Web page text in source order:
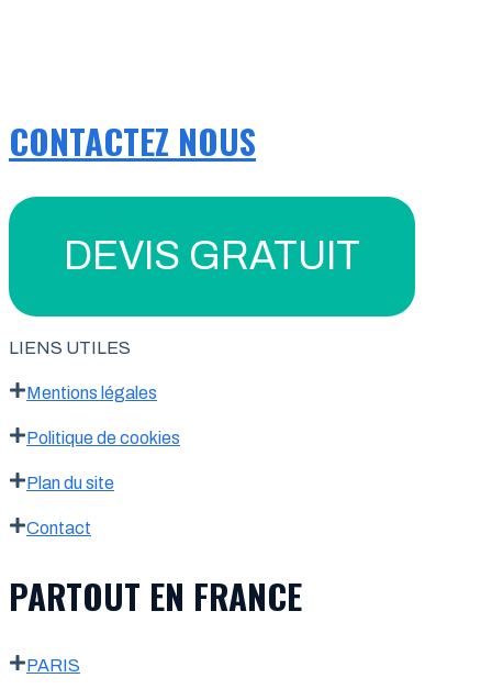
CONTACTEZ NOUS
DEVIS GRATUIT
LIENS UTILES
Mentions légales
Politique de cookies
Plan du site
Contact
PARTOUT EN FRANCE
PARIS